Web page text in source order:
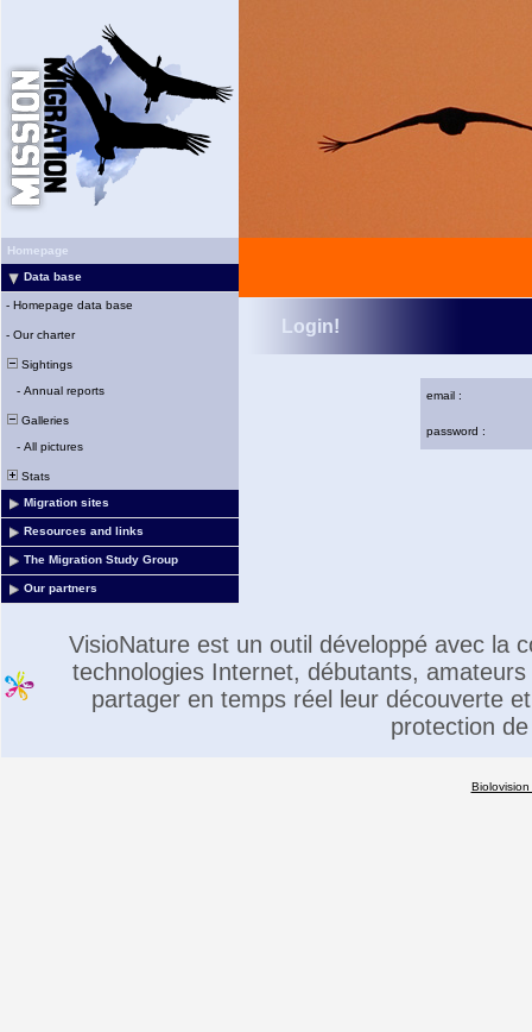
Homepage
Data base
- Homepage data base
- Our charter
Sightings
- Annual reports
Galleries
- All pictures
Stats
Migration sites
Resources and links
The Migration Study Group
Our partners
Login!
email :
password :
VisioNature est un outil développé avec la
technologies Internet, débutants,
partager en temps réel leur découverte
protection
Biolovision